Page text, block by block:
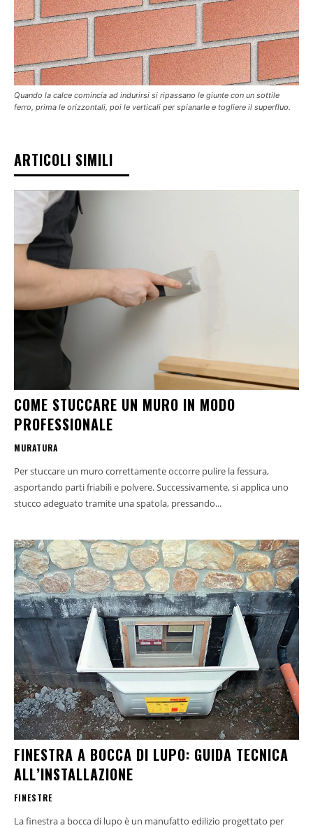
Quando la calce comincia ad indurirsi si ripassano le giunte con un sottile
ferro, prima le orizzontali, poi le verticali per spianarle e togliere il superfluo.
ARTICOLI SIMILI
COME STUCCARE UN MURO IN MODO
PROFESSIONALE
MURATURA
Per stuccare un muro correttamente occorre pulire la fessura,
asportando parti friabili e polvere. Successivamente, si applica uno
stucco adeguato tramite una spatola, pressando...
FINESTRA A BOCCA DI LUPO: GUIDA TECNICA
ALL’INSTALLAZIONE
FINESTRE
La finestra a bocca di lupo è un manufatto edilizio progettato per